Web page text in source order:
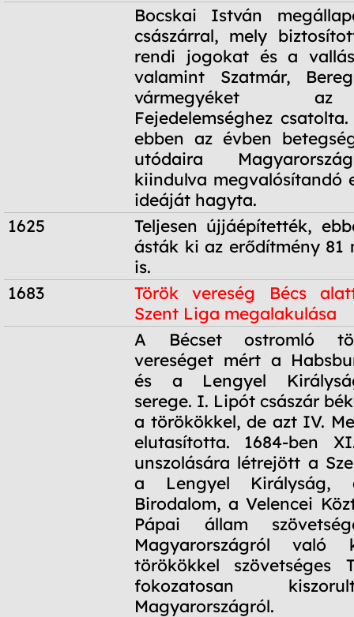
Bocskai István
császárral, mely
rendi jogokat és a
valamint Szatmár,
vármegyéket
Fejedelemséghez
ebben az évben
utódaira
kiindulva megvalósítandó
ideáját hagyta.
1625
Teljesen újjáépítették,
ásták ki az erődítmény 81
is.
1683
Török vereség Bécs
Szent Liga megalakulása
A Bécset ostromló
vereséget mért a
és a Lengyel
serege. I. Lipót császár
a törökökkel, de azt IV.
elutasította. 1684-ben
unszolására létrejött a
a Lengyel Királyság,
Birodalom, a Velencei
Pápai állam
Magyarországról való
törökökkel szövetséges
fokozatosan
Magyarországról.